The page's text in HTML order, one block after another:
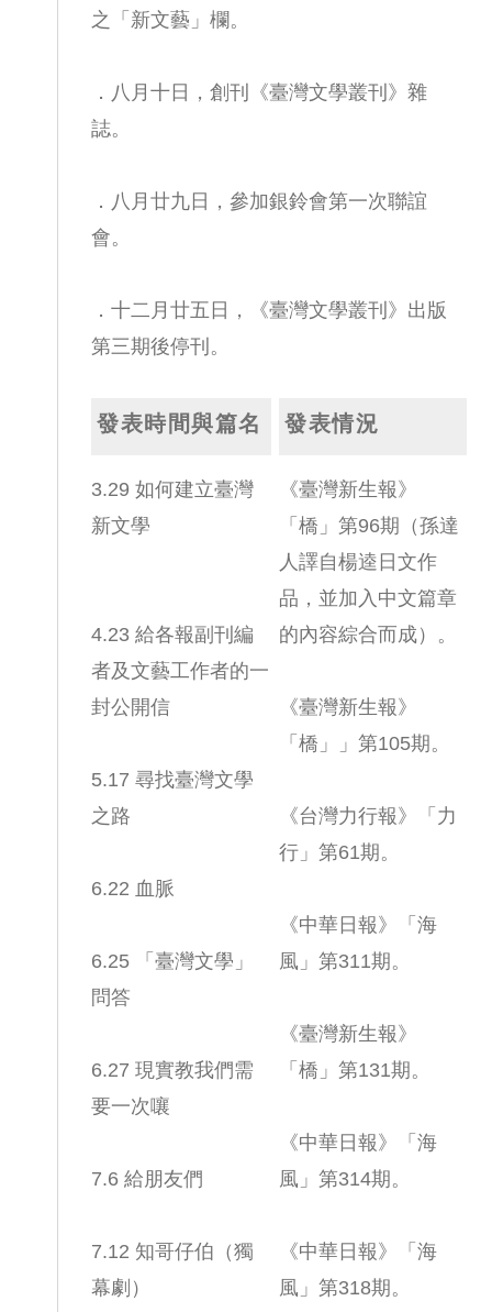
之「新文藝」欄。
．八月十日，創刊《臺灣文學叢刊》雜
誌。
．八月廿九日，參加銀鈴會第一次聯誼
會。
．十二月廿五日，《臺灣文學叢刊》出版
第三期後停刊。
發表時間與篇名
3.29 如何建立臺灣
新文學
4.23 給各報副刊編
者及文藝工作者的一
封公開信
5.17 尋找臺灣文學
之路
6.22 血脈
6.25 「臺灣文學」
問答
6.27 現實教我們需
要一次嚷
7.6 給朋友們
7.12 知哥仔伯（獨
幕劇）
發表情況
《臺灣新生報》
「橋」第96期（孫達
人譯自楊逵日文作
品，並加入中文篇章
的內容綜合而成）。
《臺灣新生報》
「橋」」第105期。
《台灣力行報》「力
行」第61期。
《中華日報》「海
風」第311期。
《臺灣新生報》
「橋」第131期。
《中華日報》「海
風」第314期。
《中華日報》「海
風」第318期。